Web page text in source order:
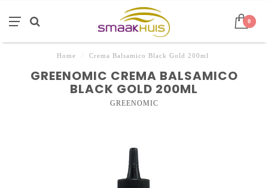
0
Home Crema Balsamico Black Gold 200ml
GREENOMIC CREMA BALSAMICO
BLACK GOLD 200ML
GREENOMIC